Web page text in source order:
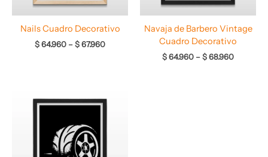
Nails Cuadro Decorativo
$64.960 –$67.960
Navaja de Barbero Vintage
Cuadro Decorativo
$64.960 –$68.960
de